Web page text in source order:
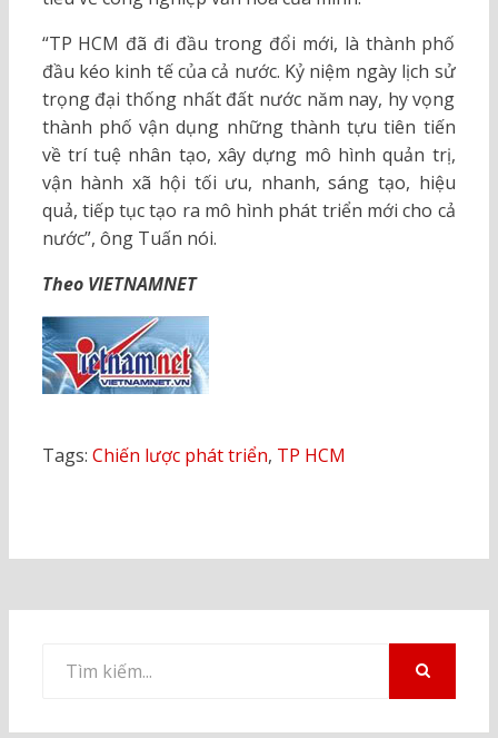
“TP HCM đã đi đầu trong đổi mới, là thành phố
đầu kéo kinh tế của cả nước. Kỷ niệm ngày lịch sử
trọng đại thống nhất đất nước năm nay, hy vọng
thành phố vận dụng những thành tựu tiên tiến
về trí tuệ nhân tạo, xây dựng mô hình quản trị,
vận hành xã hội tối ưu, nhanh, sáng tạo, hiệu
quả, tiếp tục tạo ra mô hình phát triển mới cho cả
nước”, ông Tuấn nói.
Theo VIETNAMNET
Tags: Chiến lược phát triển, TP HCM
kiếm